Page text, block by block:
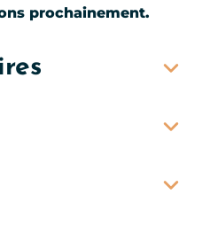
prochainement.